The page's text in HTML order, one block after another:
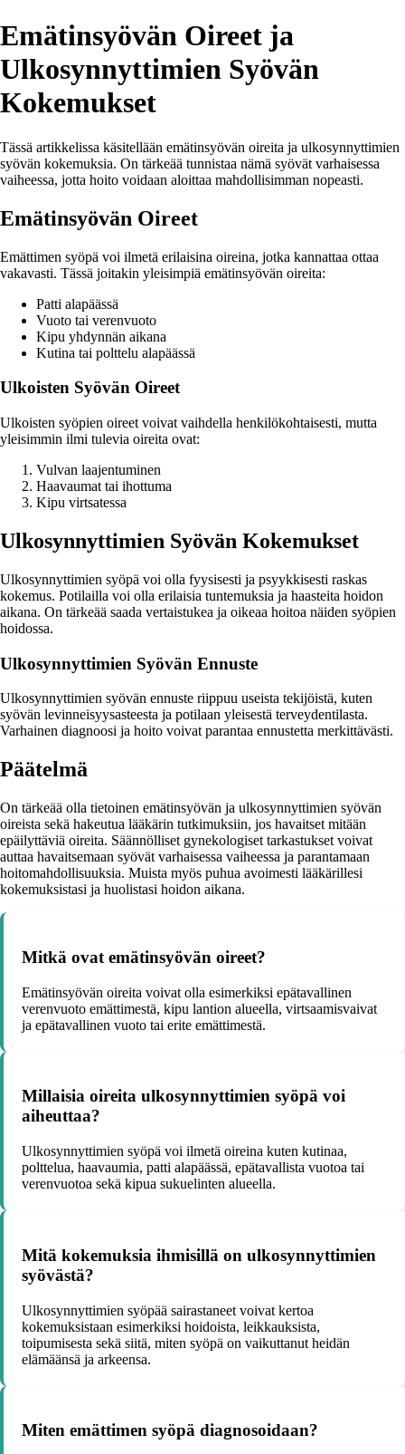
Emätinsyövän Oireet ja
Ulkosynnyttimien Syövän
Kokemukset
Tässä artikkelissa käsitellään emätinsyövän oireita ja ulkosynnyttimien
syövän kokemuksia. On tärkeää tunnistaa nämä syövät varhaisessa
vaiheessa, jotta hoito voidaan aloittaa mahdollisimman nopeasti.
Emätinsyövän Oireet
Emättimen syöpä voi ilmetä erilaisina oireina, jotka kannattaa ottaa
vakavasti. Tässä joitakin yleisimpiä emätinsyövän oireita:
Patti alapäässä
Vuoto tai verenvuoto
Kipu yhdynnän aikana
Kutina tai polttelu alapäässä
Ulkoisten Syövän Oireet
Ulkoisten syöpien oireet voivat vaihdella henkilökohtaisesti, mutta
yleisimmin ilmi tulevia oireita ovat:
Vulvan laajentuminen
Haavaumat tai ihottuma
Kipu virtsatessa
Ulkosynnyttimien Syövän Kokemukset
Ulkosynnyttimien syöpä voi olla fyysisesti ja psyykkisesti raskas
kokemus. Potilailla voi olla erilaisia tuntemuksia ja haasteita hoidon
aikana. On tärkeää saada vertaistukea ja oikeaa hoitoa näiden syöpien
hoidossa.
Ulkosynnyttimien Syövän Ennuste
Ulkosynnyttimien syövän ennuste riippuu useista tekijöistä, kuten
syövän levinneisyysasteesta ja potilaan yleisestä terveydentilasta.
Varhainen diagnoosi ja hoito voivat parantaa ennustetta merkittävästi.
Päätelmä
On tärkeää olla tietoinen emätinsyövän ja ulkosynnyttimien syövän
oireista sekä hakeutua lääkärin tutkimuksiin, jos havaitset mitään
epäilyttäviä oireita. Säännölliset gynekologiset tarkastukset voivat
auttaa havaitsemaan syövät varhaisessa vaiheessa ja parantamaan
hoitomahdollisuuksia. Muista myös puhua avoimesti lääkärillesi
kokemuksistasi ja huolistasi hoidon aikana.
Mitkä ovat emätinsyövän oireet?
Emätinsyövän oireita voivat olla esimerkiksi epätavallinen
verenvuoto emättimestä, kipu lantion alueella, virtsaamisvaivat
ja epätavallinen vuoto tai erite emättimestä.
Millaisia oireita ulkosynnyttimien syöpä voi
aiheuttaa?
Ulkosynnyttimien syöpä voi ilmetä oireina kuten kutinaa,
polttelua, haavaumia, patti alapäässä, epätavallista vuotoa tai
verenvuotoa sekä kipua sukuelinten alueella.
Mitä kokemuksia ihmisillä on ulkosynnyttimien
syövästä?
Ulkosynnyttimien syöpää sairastaneet voivat kertoa
kokemuksistaan esimerkiksi hoidoista, leikkauksista,
toipumisesta sekä siitä, miten syöpä on vaikuttanut heidän
elämäänsä ja arkeensa.
Miten emättimen syöpä diagnosoidaan?